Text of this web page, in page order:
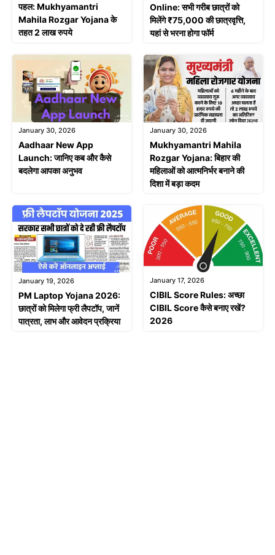
पहल: Mukhyamantri
Mahila Rozgar Yojana के
तहत 2 लाख रुपये
Online: सभी गरीब छात्रों को
मिलेंगे ₹75,000 की छात्रवृत्ति,
यहां से भरना होगा फॉर्म
January 30, 2026
Aadhaar New App
Launch: जानिए कब और कैसे
बदलेगा आपका अनुभव
January 30, 2026
Mukhyamantri Mahila
Rozgar Yojana: बिहार की
महिलाओं को आत्मनिर्भर बनाने की
दिशा में बड़ा कदम
January 19, 2026
PM Laptop Yojana 2026:
छात्रों को मिलेगा फ्री लैपटॉप, जानें
पात्रता, लाभ और आवेदन प्रक्रिया
January 17, 2026
CIBIL Score Rules: अच्छा
CIBIL Score कैसे बनाए रखें?
2026